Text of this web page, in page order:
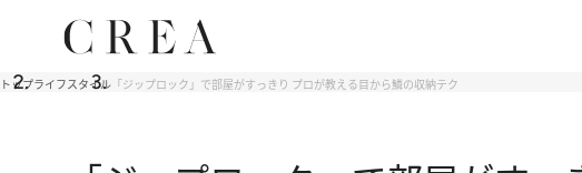
トップライフスタイル 「ジップロック」で部屋がすっきり プロが教える目から鱗の収納テク